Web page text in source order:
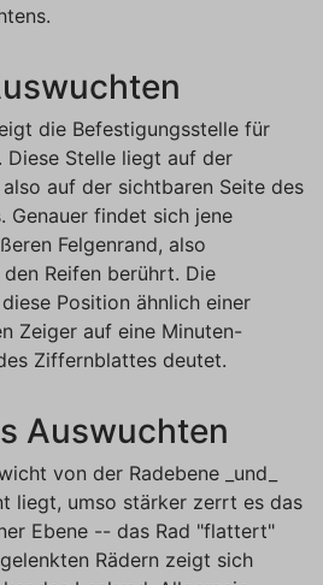
die Befestigungsstelle für
Diese Stelle liegt auf der
auf der sichtbaren Seite des
Genauer findet sich jene
Felgenrand, also
Reifen berührt. Die
Position ähnlich einer
Zeiger auf eine Minuten-
Ziffernblattes deutet.
Auswuchten
von der Radebene _und_
liegt, umso stärker zerrt es das
Ebene -- das Rad "flattert"
Rädern zeigt sich